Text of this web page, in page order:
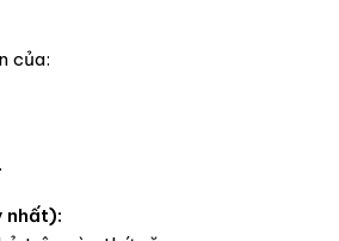
của:
nhất):